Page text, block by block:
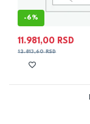
-6%
11.981,00 RSD
12.813,60RSD